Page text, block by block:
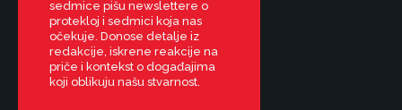
sedmice pišu newslettere o
protekloj i sedmici koja nas
očekuje. Donose detalje iz
redakcije, iskrene reakcije na
priče i kontekst o događajima
koji oblikuju našu stvarnost.